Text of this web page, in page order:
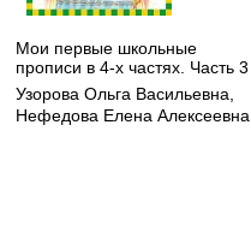
Мои первые школьные
прописи в 4-х частях. Часть 3
Узорова Ольга Васильевна,
Нефедова Елена Алексеевна